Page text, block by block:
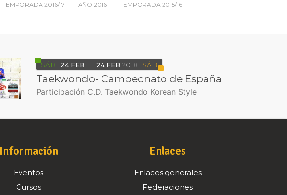
TEMPORADA 2016/17 AÑO 2016
TEMPORADA 2015/16
SÁB 24 FEB 24 FEB 2018 SÁB
Taekwondo- Campeonato de España
Participación C.D. Taekwondo Korean Style
Información
Eventos
Cursos
Enlaces
Enlaces generales
Federaciones